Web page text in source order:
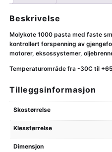
Beskrivelse
Molykote 1000 pasta med faste
kontrollert forspenning av
motorer, eksossystemer,
Temperaturområde fra -30C til
Tilleggsinformasjon
Skostørrelse
Klesstørrelse
Dimensjon